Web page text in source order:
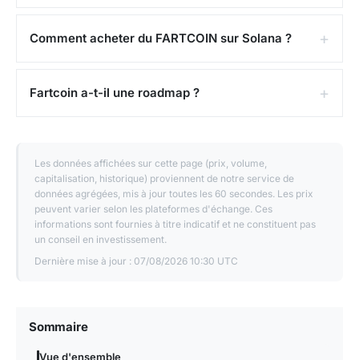
Comment acheter du FARTCOIN sur Solana ?
Fartcoin a-t-il une roadmap ?
Les données affichées sur cette page (prix, volume,
capitalisation, historique) proviennent de notre service de
données agrégées, mis à jour toutes les 60 secondes. Les prix
peuvent varier selon les plateformes d'échange. Ces
informations sont fournies à titre indicatif et ne constituent pas
un conseil en investissement.
Dernière mise à jour : 07/08/2026 10:30 UTC
Sommaire
Vue d'ensemble